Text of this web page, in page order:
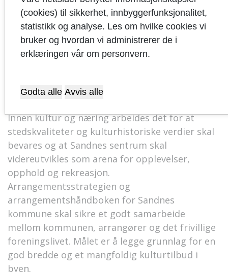
Mål 2 Sandnes kommune skal
være en attraktiv kommune
kommunens storbykvaliteter
Innen kultur og næring arbeides det for at
stedskvaliteter og kulturhistoriske verdier skal
bevares og at Sandnes sentrum skal
videreutvikles som arena for opplevelser,
opphold og rekreasjon.
Arrangementsstrategien og
arrangementshåndboken for Sandnes
kommune skal sikre et godt samarbeide
mellom kommunen, arrangører og det frivillige
foreningslivet. Målet er å legge grunnlag for en
god bredde og et mangfoldig kulturtilbud i
byen.
(cookies) til sikkerhet, innbyggerfunksjonalitet,
statistikk og analyse. Les om hvilke cookies vi
bruker og hvordan vi administrerer de i
erklæringen vår om personvern.
Godta alle Avvis alle